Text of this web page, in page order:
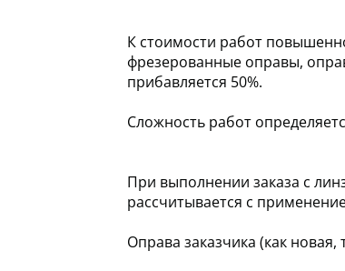
К стоимости работ
фрезерованные оправы,
прибавляется 50%.
Сложность работ
При выполнении заказа с
рассчитывается с
Оправа заказчика (как